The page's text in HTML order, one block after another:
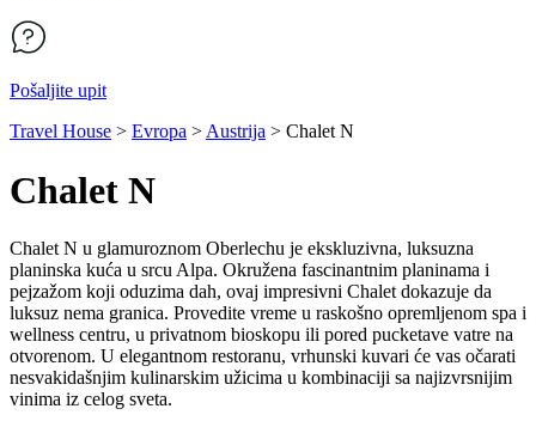
Pošaljite upit
Travel House > Evropa >Austrija > Chalet N
Chalet N
Chalet N u glamuroznom Oberlechu je ekskluzivna, luksuzna
planinska kuća u srcu Alpa. Okružena fascinantnim planinama i
pejzažom koji oduzima dah, ovaj impresivni Chalet dokazuje da
luksuz nema granica. Provedite vreme u raskošno opremljenom spa i
wellness centru, u privatnom bioskopu ili pored pucketave vatre na
otvorenom. U elegantnom restoranu, vrhunski kuvari će vas očarati
nesvakidašnjim kulinarskim užicima u kombinaciji sa najizvrsnijim
vinima iz celog sveta.